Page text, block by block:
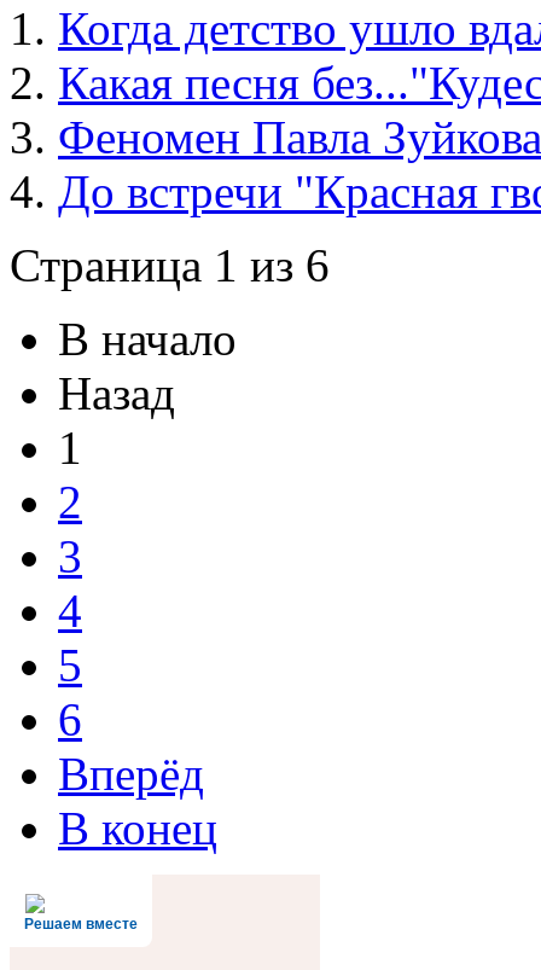
Когда детство ушло
Какая песня
Феномен Павла Зуйкова
До встречи "Красная
Страница 1 из 6
В начало
Назад
1
2
3
4
5
6
Вперёд
В конец
Решаем вместе